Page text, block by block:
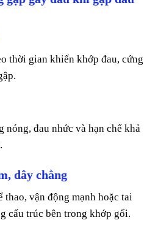
thời gian khiến khớp đau, cứng
nóng, đau nhức và hạn chế khả
dây chằng
vận động mạnh hoặc tai
cấu trúc bên trong khớp gối.